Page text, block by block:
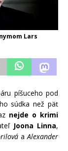
Lars
píšuceho pod
súdka než päť
nejde o krimi
Joona Linna,
aAlexander